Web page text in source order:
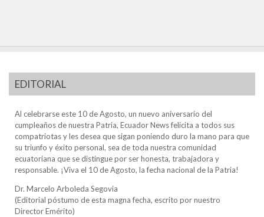
EDITORIAL
Al celebrarse este 10 de Agosto, un nuevo aniversario del
cumpleaños de nuestra Patria, Ecuador News felicita a todos sus
compatriotas y les desea que sigan poniendo duro la mano para que
su triunfo y éxito personal, sea de toda nuestra comunidad
ecuatoriana que se distingue por ser honesta, trabajadora y
responsable. ¡Viva el 10 de Agosto, la fecha nacional de la Patria!
Dr. Marcelo Arboleda Segovia
(Editorial póstumo de esta magna fecha, escrito por nuestro
Director Emérito)